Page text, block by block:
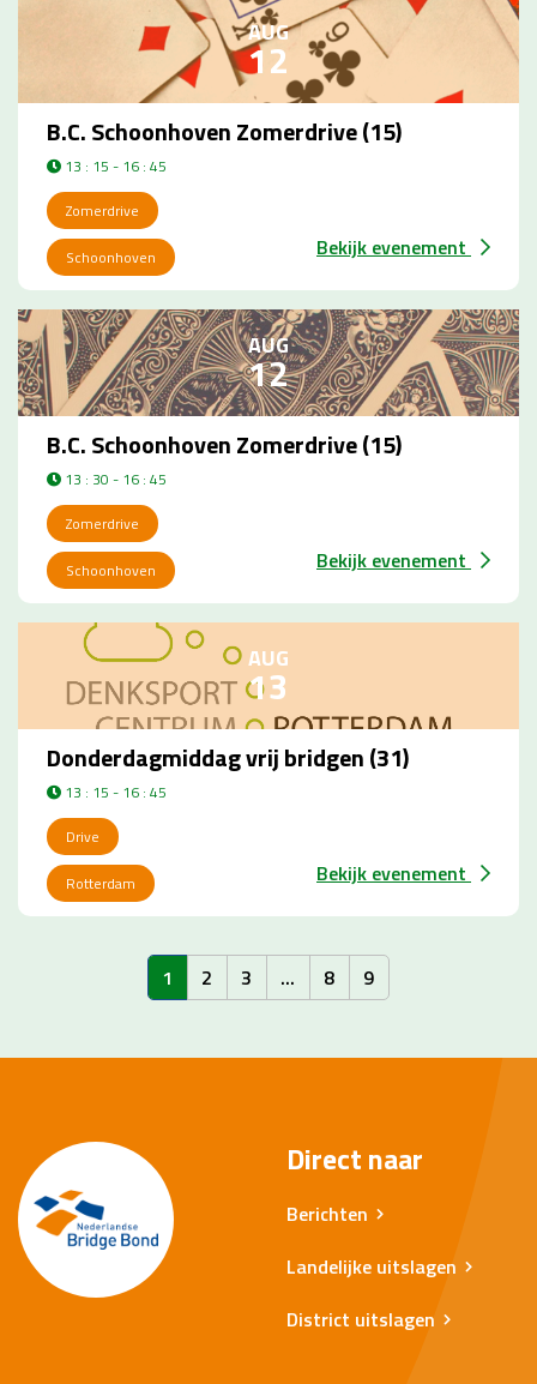
AUG
12
B.C. Schoonhoven Zomerdrive (15)
13 : 15 - 16 : 45
Zomerdrive
Schoonhoven Bekijk evenement
AUG
12
B.C. Schoonhoven Zomerdrive (15)
13 : 30 - 16 : 45
Zomerdrive
Schoonhoven Bekijk evenement
AUG
13
Donderdagmiddag vrij bridgen (31)
13 : 15 - 16 : 45
Drive
Rotterdam Bekijk evenement
1 2 3 ... 8 9
Direct naar
Berichten
Landelijke uitslagen
District uitslagen